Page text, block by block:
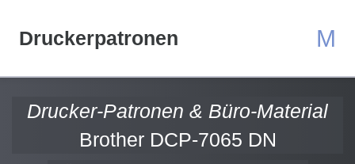
Druckerpatronen M
Drucker-Patronen & Büro-Material
Brother DCP-7065 DN